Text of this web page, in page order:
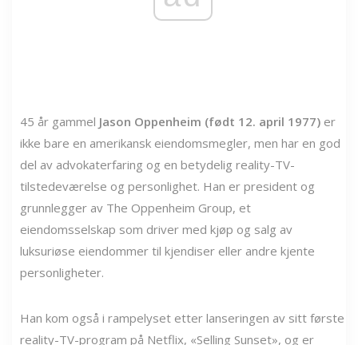
45 år gammel Jason Oppenheim (født 12. april 1977) er
ikke bare en amerikansk eiendomsmegler, men har en god
del av advokaterfaring og en betydelig reality-TV-
tilstedeværelse og personlighet. Han er president og
grunnlegger av The Oppenheim Group, et
eiendomsselskap som driver med kjøp og salg av
luksuriøse eiendommer til kjendiser eller andre kjente
personligheter.
Han kom også i rampelyset etter lanseringen av sitt første
reality-TV-program på Netflix, «Selling Sunset», og er